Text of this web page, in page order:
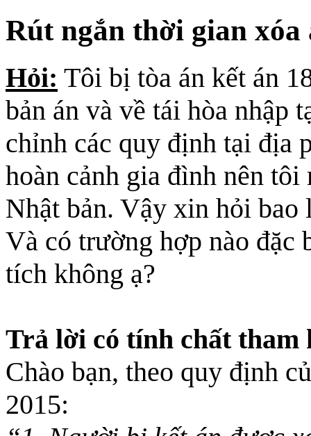
Rút ngắn thời gian xóa
Hỏi: Tôi bị tòa án kết án
bản án và về tái hòa nhập
chỉnh các quy định tại địa
hoàn cảnh gia đình nên
Nhật bản. Vậy xin hỏi
Và có trường hợp nào đặc
tích không ạ?
Trả lời có tính chất tham
Chào bạn, theo quy định
2015: